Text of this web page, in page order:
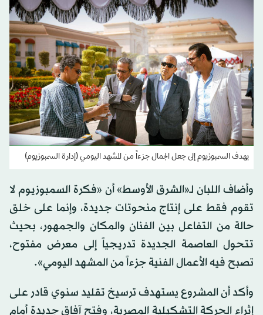
يهدف السمبوزيوم إلى جعل الجمال جزءاً من المشهد اليومي (إدارة السمبوزيوم)
وأضاف اللبان لـ«الشرق الأوسط» أن «فكرة السمبوزيوم لا
تقوم فقط على إنتاج منحوتات جديدة، وإنما على خلق
حالة من التفاعل بين الفنان والمكان والجمهور، بحيث
تتحول العاصمة الجديدة تدريجياً إلى معرض مفتوح،
تصبح فيه الأعمال الفنية جزءاً من المشهد اليومي».
وأكد أن المشروع يستهدف ترسيخ تقليد سنوي قادر على
إثراء الحركة التشكيلية المصرية، وفتح آفاق جديدة أمام